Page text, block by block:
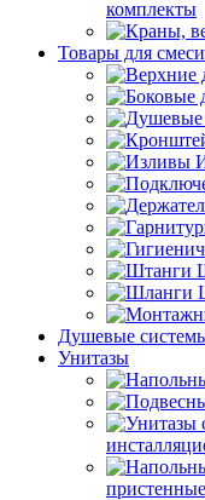
комплекты
Товары для
Душевые
Унитазы